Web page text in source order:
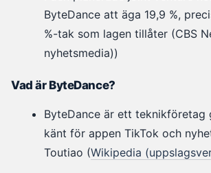
ByteDance att äga 19,9 %,
%-tak som lagen tillåter (CBS
nyhetsmedia))
Vad är ByteDance?
ByteDance är ett teknikföretag
känt för appen TikTok och
Toutiao (Wikipedia